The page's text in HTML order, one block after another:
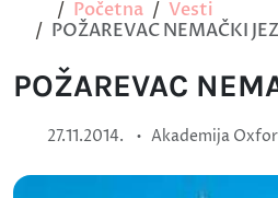
Početna
Vesti
POŽAREVAC NEMAČKI
POŽAREVAC
27.11.2014. • Akademija